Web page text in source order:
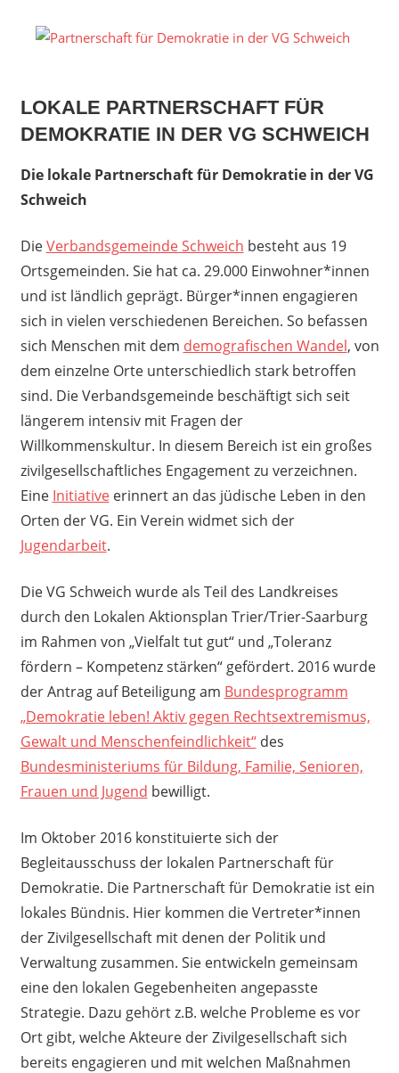
in
LOKALE PARTNERSCHAFT FÜR
DEMOKRATIE IN DER VG SCHWEICH
Die lokale Partnerschaft für Demokratie in der VG
Schweich
DieVerbandsgemeinde Schweich besteht aus 19
Ortsgemeinden. Sie hat ca. 29.000 Einwohner*innen
und ist ländlich geprägt. Bürger*innen engagieren
sich in vielen verschiedenen Bereichen. So befassen
sich Menschen mit dem demografischen Wandel, von
dem einzelne Orte unterschiedlich stark betroffen
sind. Die Verbandsgemeinde beschäftigt sich seit
längerem intensiv mit Fragen der
Willkommenskultur. In diesem Bereich ist ein großes
zivilgesellschaftliches Engagement zu verzeichnen.
Eine Initiativeerinnert an das jüdische Leben in den
Orten der VG. Ein Verein widmet sich der
Jugendarbeit.
Die VG Schweich wurde als Teil des Landkreises
durch den Lokalen Aktionsplan Trier/Trier-Saarburg
im Rahmen von „Vielfalt tut gut“ und „Toleranz
fördern – Kompetenz stärken“ gefördert. 2016 wurde
der Antrag auf Beteiligung am Bundesprogramm
„Demokratie leben! Aktiv gegen Rechtsextremismus,
Gewalt und Menschenfeindlichkeit“des
Bundesministeriums für Bildung, Familie, Senioren,
Frauen und Jugend bewilligt.
Im Oktober 2016 konstituierte sich der
Begleitausschuss der lokalen Partnerschaft für
Demokratie. Die Partnerschaft für Demokratie ist ein
lokales Bündnis. Hier kommen die Vertreter*innen
der Zivilgesellschaft mit denen der Politik und
Verwaltung zusammen. Sie entwickeln gemeinsam
eine den lokalen Gegebenheiten angepasste
Strategie. Dazu gehört z.B. welche Probleme es vor
Ort gibt, welche Akteure der Zivilgesellschaft sich
bereits engagieren und mit welchen Maßnahmen